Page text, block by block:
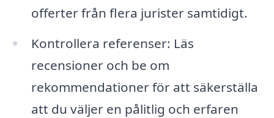
offerter från flera jurister samtidigt.
Kontrollera referenser: Läs
recensioner och be om
rekommendationer för att säkerställa
att du väljer en pålitlig och erfaren